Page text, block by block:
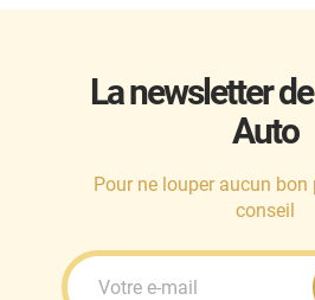
La newsletter
Auto
Pour ne louper aucun bon
conseil